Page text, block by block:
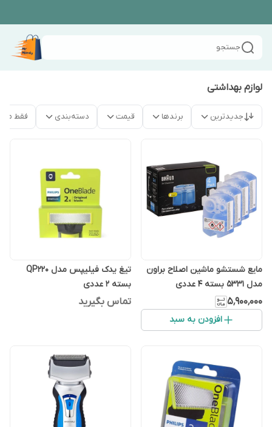
جستجو
لوازم بهداشتی
جدیدترین برندها قیمت دسته‌بندی فقط
مایع شستشو ماشین اصلاح براون
مدل 5331 بسته 4 عددی
۵٬۹۰۰٬۰۰۰
افزودن به سبد
تیغ یدک فیلیپس مدل QP220
بسته 2 عددی
تماس بگیرید